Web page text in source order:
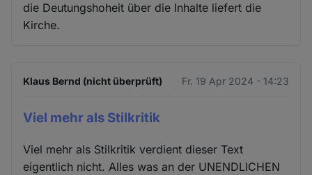
die Deutungshoheit über die Inhalte liefert die
Kirche.
Klaus Bernd (nicht überprüft) Fr. 19 Apr 2024 - 14:23
Viel mehr als Stilkritik
Viel mehr als Stilkritik verdient dieser Text
eigentlich nicht. Alles was an der UNENDLICHEN